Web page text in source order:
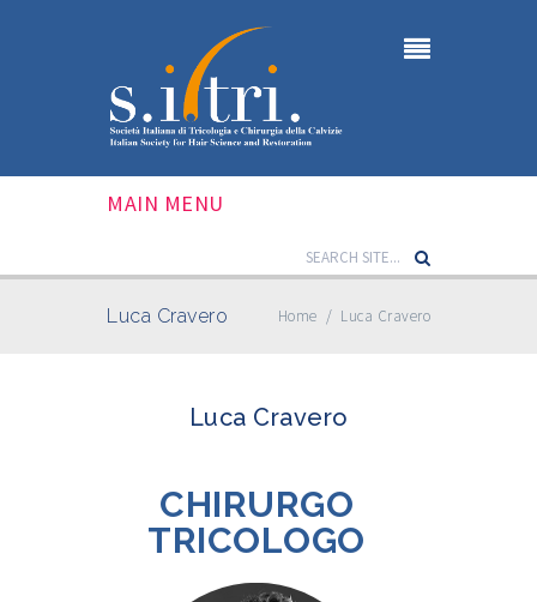
MAIN MENU
Luca Cravero Home / Luca Cravero
Luca Cravero
CHIRURGO
TRICOLOGO